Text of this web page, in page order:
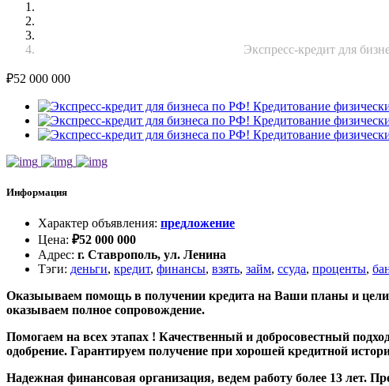
Экспресс-кредит для
₽52 000 000
Информация
Характер объявления: предложение
Цена: ₽52 000 000
Адрес: г. Ставрополь, ул. Ленина
Тэги: деньги, кредит, финансы, взять, займ, ссуда, проценты,
⁣⁣⁣⁣⁣Оказыываем помощь в получении кредита на Ваши планы и
оказываем полное сопровождение.
Помогаем на всех этапах ! Качественный и добросовестный
одобрение. Гарантируем получение при хорошей кредитной
Надежная финансовая организация, ведем работу более 13 лет.